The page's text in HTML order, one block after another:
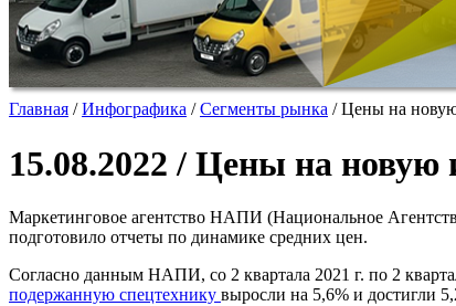
Главная /Инфографика /Сегменты рынка /Цены на
15.08.2022 / Цены на
Маркетинговое агентство НАПИ (Национальное
подготовило отчеты по динамике средних цен.
Согласно данным НАПИ, со 2 квартала 2021 г. по 2
подержанную спецтехнику выросли на 5,6% и достигли